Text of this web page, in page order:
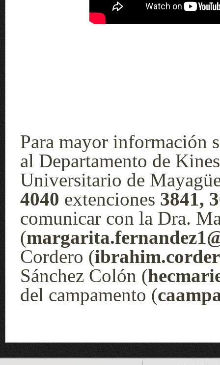
Para mayor información
al Departamento de
Universitario de
4040 extenciones 3841,
comunicar con la Dra.
(
Cordero (
Sánchez Colón (
del campamento (